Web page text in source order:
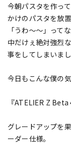
今朝パスタを作っ
かけのパスタを放
「うわ～～」って
中だけぇ絶対強烈
事をしてしまいま
今日もこんな僕の
『ATELIER Z
グレードアップを
ーダー仕様。